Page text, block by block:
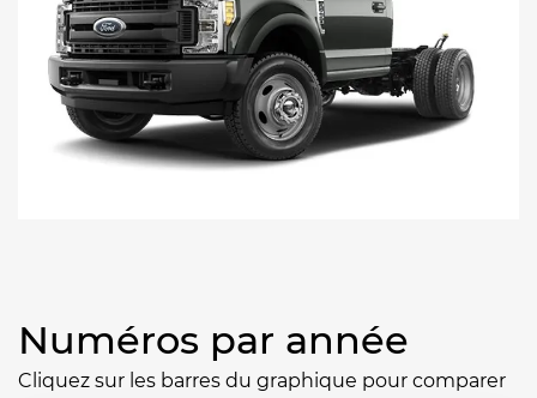
Numéros par année
Cliquez sur les barres du graphique pour comparer